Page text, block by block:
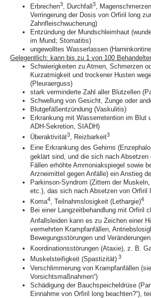
Erbrechen3, Durchfall 3, Magenschmerzen
Verringerung der Dosis von Orfiril long
Zahnfleischwucherung)
Entzündung der Mundschleimhaut
im Mund; Stomatitis)
ungewolltes Wasserlassen
Gelegentlich: kann bis zu 1 von 100
Schwierigkeiten zu Atmen, Schmerzen
Kurzatmigkeit und trockener Husten
(Pleuraerguss)
stark verminderte Zahl aller Blutzellen
Schwellung von Gesicht, Zunge oder
Blutgefäßentzündung (Vaskulitis)
Erkrankung mit Wasserretention im Blut
ADH-Sekretion, SIADH)
Überaktivität3, Reizbarkeit3
Eine Erkrankung des Gehirns
geklärt sind, und die sich nach
Fällen erhöhte Ammoniakspiegel sowie
Arzneimittel gegen Anfälle) ein Anstieg
Parkinson-Syndrom (Zittern der
etc.), das sich nach Absetzen von Orfiril
Koma4 , Teilnahmslosigkeit (Lethargie)4
Bei einer Langzeitbehandlung mit Orfiril
Anfallsleiden kann es zu Zeichen einer
vermehrten Krampfanfällen,
Bewegungsstörungen und
Koordinationsstörungen (Ataxie), z. B.
Muskelsteifigkeit (Spastizität) 3
Verschlimmerung von Krampfanfällen
Vorsichtsmaßnahmen“)
Schädigung der Bauchspeicheldrüse
Einnahme von Orfiril long beachten?“),